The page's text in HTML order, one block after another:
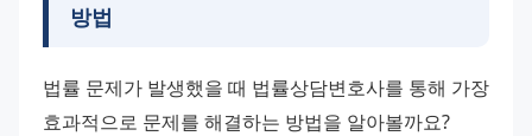
방법
법률 문제가 발생했을 때 법률상담변호사를 통해 가장
효과적으로 문제를 해결하는 방법을 알아볼까요?